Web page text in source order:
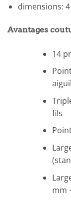
dimensions:
Avantages
14
fils
mm